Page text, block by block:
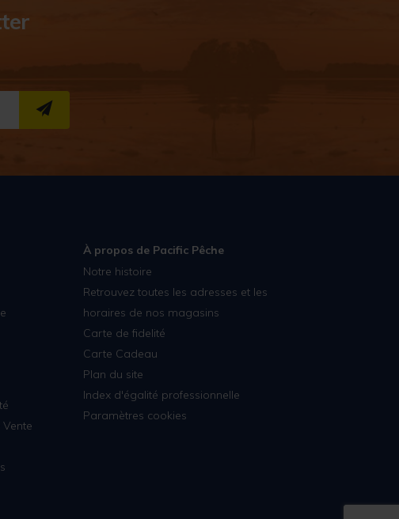
S''INSCRIRE
À propos de Pacific Pêche
Notre histoire
Retrouvez toutes les adresses et les
horaires de nos magasins
Carte de fidelité
Carte Cadeau
Plan du site
Index d'égalité professionnelle
Paramètres cookies